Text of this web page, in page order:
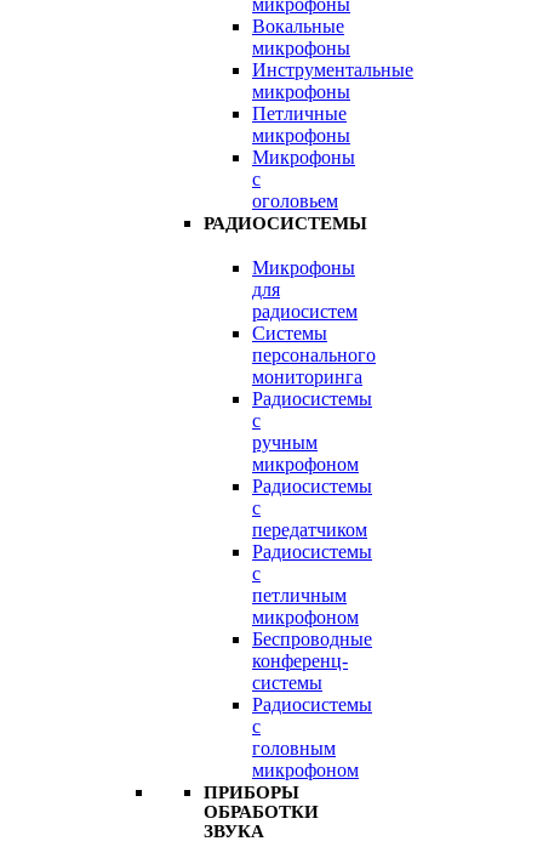
микрофоны
Вокальные
микрофоны
Инструментальные
микрофоны
Петличные
микрофоны
Микрофоны
с
оголовьем
РАДИОСИСТЕМЫ
Микрофоны
для
радиосистем
Системы
персонального
мониторинга
Радиосистемы
c
ручным
микрофоном
Радиосистемы
с
передатчиком
Радиосистемы
с
петличным
микрофоном
Беспроводные
конференц-
системы
Радиосистемы
с
головным
микрофоном
ПРИБОРЫ
ОБРАБОТКИ
ЗВУКА